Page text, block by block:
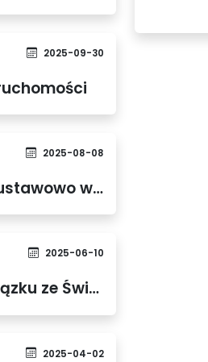
2025-09-30
2025-08-08
Harmonogram wywozu odpadów w związku z dniem ustawowo wolnym
2025-06-10
Harmonogram wywozu odpadów komunalnych w związku ze Świętem Bożego Ciała
2025-04-02